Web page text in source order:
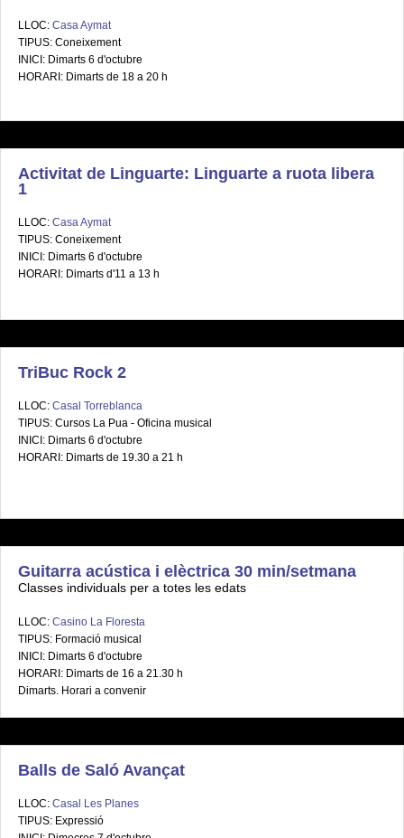
LLOC: Casa Aymat
TIPUS: Coneixement
INICI: Dimarts 6 d'octubre
HORARI: Dimarts de 18 a 20 h
Activitat de Linguarte: Linguarte a ruota libera
1
LLOC: Casa Aymat
TIPUS: Coneixement
INICI: Dimarts 6 d'octubre
HORARI: Dimarts d'11 a 13 h
TriBuc Rock 2
LLOC: Casal Torreblanca
TIPUS: Cursos La Pua - Oficina musical
INICI: Dimarts 6 d'octubre
HORARI: Dimarts de 19.30 a 21 h
Guitarra acústica i elèctrica 30 min/setmana
Classes individuals per a totes les edats
LLOC: Casino La Floresta
TIPUS: Formació musical
INICI: Dimarts 6 d'octubre
HORARI: Dimarts de 16 a 21.30 h
Dimarts. Horari a convenir
Balls de Saló Avançat
LLOC: Casal Les Planes
TIPUS: Expressió